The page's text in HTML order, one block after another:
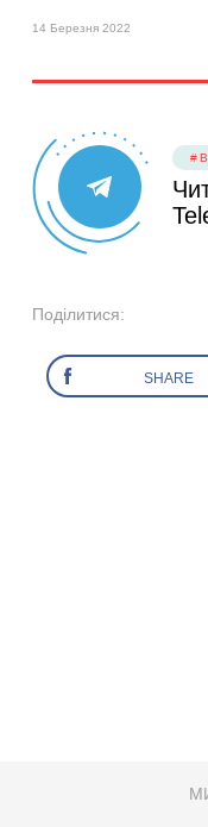
14 Березня 2022
Поділитися:
SHARE